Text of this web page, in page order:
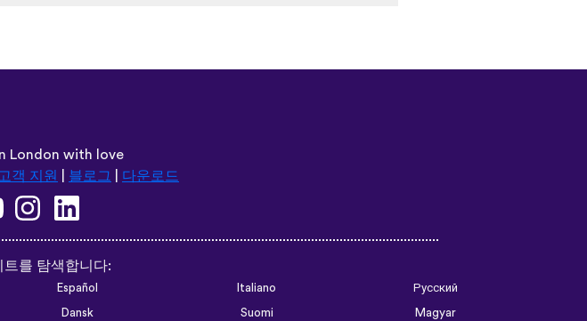
London with love
객 지원 블로그 다운로드
를 탐색합니다:
Español Italiano
Русский
Dansk Suomi
Magyar